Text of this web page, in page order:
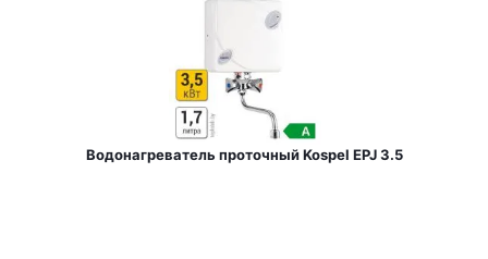
Водонагреватель проточный Kospel EPJ 3.5